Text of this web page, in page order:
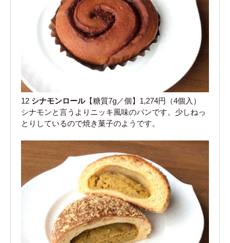
12 シナモンロール【糖質7g／個】1,274円（4個入）
シナモンと言うよりニッキ風味のパンです。少しねっ
とりしているので焼き菓子のようです。